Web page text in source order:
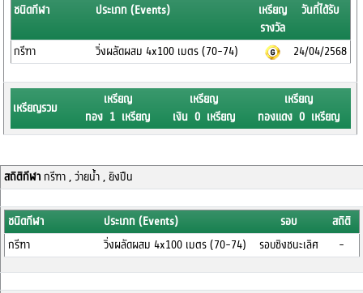
ชนิดกีฬา ประเภท (Events)
เหรียญ
รางวัล
วันที่ได้รับ
กรีฑา วิ่งผลัดผสม 4x100 เมตร (70-74) 24/04/2568
เหรียญรวม
เหรียญ
ทอง 1 เหรียญ
เหรียญ
เงิน 0 เหรียญ
เหรียญ
ทองแดง 0 เหรียญ
สถิติกีฬากรีฑา , ว่ายน้ำ , ยิงปืน
ชนิดกีฬา ประเภท (Events) รอบ
สถิติ
กรีฑา
วิ่งผลัดผสม 4x100 เมตร (70-74) รอบชิงชนะเลิศ -